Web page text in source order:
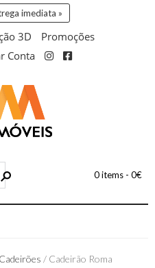
imediata »
3D
Promoções
Conta
0 items - 0€
Cadeirões / Cadeirão Roma